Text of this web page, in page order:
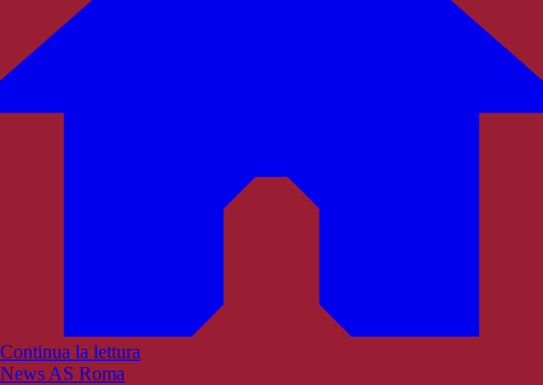
Continua la lettura
News AS Roma